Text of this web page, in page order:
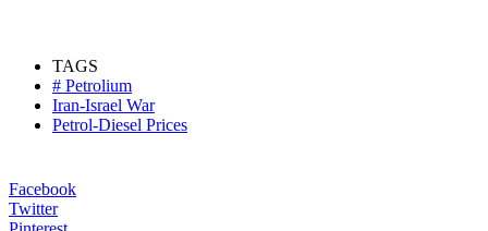
TAGS
# Petrolium
Iran-Israel War
Petrol-Diesel Prices
Facebook
Twitter